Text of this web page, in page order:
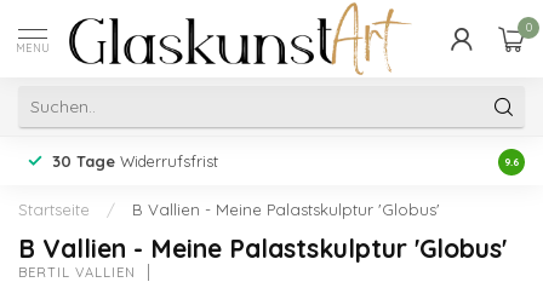
MENU
0
30 Tage Widerrufsfrist 9.6
Startseite / B Vallien - Meine Palastskulptur 'Globus'
B Vallien - Meine Palastskulptur 'Globus'
BERTIL VALLIEN